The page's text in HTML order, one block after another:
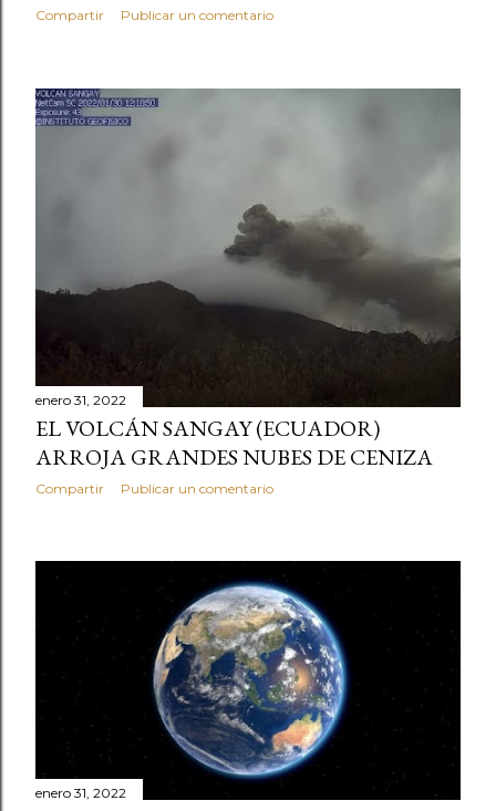
Compartir Publicar un comentario
enero 31, 2022
EL VOLCÁN SANGAY (ECUADOR)
ARROJA GRANDES NUBES DE CENIZA
Compartir Publicar un comentario
enero 31, 2022